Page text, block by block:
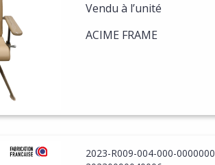
Vendu à l’unité
ACIME FRAME
2023-R009-004-000-0000000